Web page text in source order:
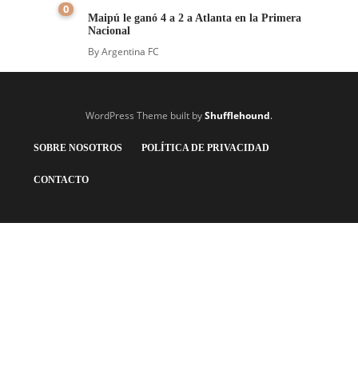
0
Maipú le ganó 4 a 2 a Atlanta en la Primera
Nacional
ByArgentina FC
WordPress Theme built byShufflehound.
SOBRE NOSOTROS POLÍTICA DE PRIVACIDAD
CONTACTO